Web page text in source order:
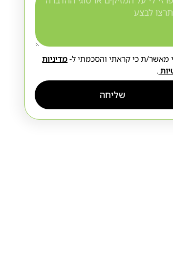
מאשר/ת כי קראתי והסכמתי ל-מדיניות
.
שליחה